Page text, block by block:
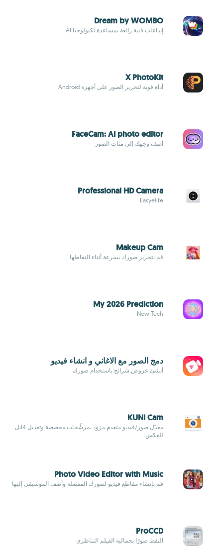
Dream by WOMBO
إبداعات فنية رائعة بمساعدة تكنولوجيا AI
X PhotoKit
أداة قوية لتحرير الصور على أجهزة Android
FaceCam: AI photo editor
أضف وجهك إلى مئات الصور
Professional HD Camera
Easyelife
Makeup Cam
قم بتحرير صورك بسرعة أثناء التقاطها
My 2026 Prediction
Now Tech
دمج الصور مع الاغاني و انشاء فيديو
أنشئ عروض شرائح باستخدام صورك
KUNI Cam
معدّل صور/فيديو متقدم مزود بمرشِّحات مخصصة وتعديل قابل
للعكس
Photo Video Editor with Music
قم بإنشاء مقاطع فيديو لصورك المفضلة وأضف الموسيقى إليها
ProCCD
التقط صورًا بجمالية الفيلم التناظري